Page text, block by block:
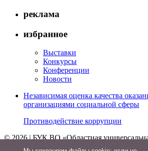
реклама
избранное
Выставки
Конкурсы
Конференции
Новости
Независимая оценка качества
организациями социальной сферы
Противодействие коррупции
© 2026 | БУК ВО «Областная
библиотека»